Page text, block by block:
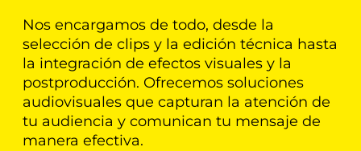
Nos encargamos de todo, desde la
selección de clips y la edición técnica hasta
la integración de efectos visuales y la
postproducción. Ofrecemos soluciones
audiovisuales que capturan la atención de
tu audiencia y comunican tu mensaje de
manera efectiva.